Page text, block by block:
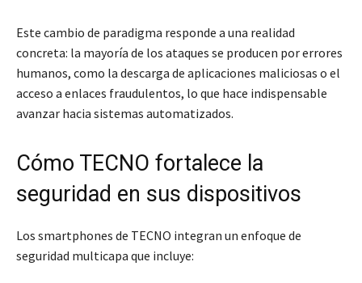
Este cambio de paradigma responde a una realidad
concreta: la mayoría de los ataques se producen por errores
humanos, como la descarga de aplicaciones maliciosas o el
acceso a enlaces fraudulentos, lo que hace indispensable
avanzar hacia sistemas automatizados.
Cómo TECNO fortalece la
seguridad en sus dispositivos
Los smartphones de TECNO integran un enfoque de
seguridad multicapa que incluye: